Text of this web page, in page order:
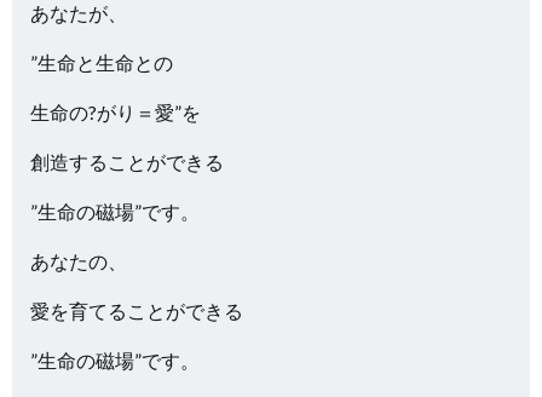
あなたが、
”生命と生命との
生命の?がり＝愛”を
創造することができる
”生命の磁場”です。
あなたの、
愛を育てることができる
”生命の磁場”です。